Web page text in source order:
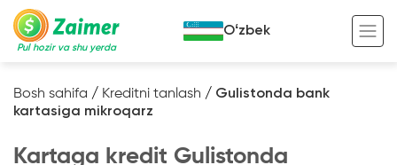
Pul hozir va shu yerda
Garov evaziga kredit
Avto garov evaziga kredit
Oʻzbek
Bosh sahifa / Kreditni tanlash / Gulistonda bank
kartasiga mikroqarz
Kartaga kredit Gulistonda